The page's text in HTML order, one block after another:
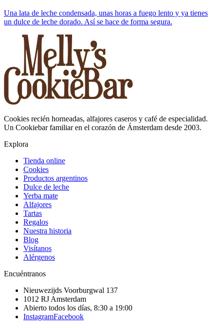
Una lata de leche condensada, unas horas a fuego lento y ya tienes
un dulce de leche dorado. Así se hace de forma segura.
Cookies recién horneadas, alfajores caseros y café de especialidad.
Un Cookiebar familiar en el corazón de Ámsterdam desde 2003.
Explora
Tienda online
Cookies
Productos argentinos
Dulce de leche
Yerba mate
Alfajores
Tartas
Regalos
Nuestra historia
Blog
Visítanos
Alérgenos
Encuéntranos
Nieuwezijds Voorburgwal 137
1012 RJ Amsterdam
Abierto todos los días, 8:30 a 19:00
InstagramFacebook